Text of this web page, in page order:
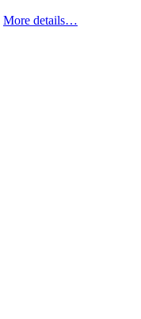
More details…